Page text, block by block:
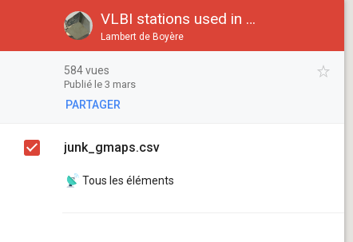
VLBI stations used in opa2026a solution
Lambert de Boyère
584 vues
Publié le 3 mars
PARTAGER
junk_gmaps.csv
Tous les éléments